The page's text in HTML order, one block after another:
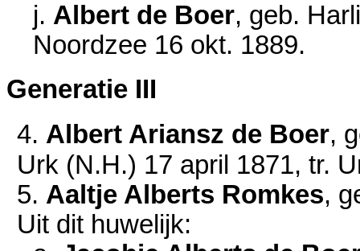
j. Albert de Boer, geb.
Noordzee 16 okt. 1889.
Generatie III
4. Albert Ariansz de Boer,
Urk (N.H.) 17 april 1871, tr.
5. Aaltje Alberts Romkes,
Uit dit huwelijk: